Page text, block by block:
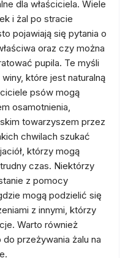
dla właściciela. Wiele
i żal po stracie
pojawiają się pytania o
oraz czy można
pupila. Te myśli
które jest naturalną
psów mogą
osamotnienia,
towarzyszem przez
chwilach szukać
którzy mogą
czas. Niektórzy
z pomocy
mogą podzielić się
z innymi, którzy
Warto również
przeżywania żalu na